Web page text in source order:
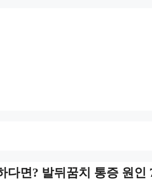
다면? 발뒤꿈치 통증 원인